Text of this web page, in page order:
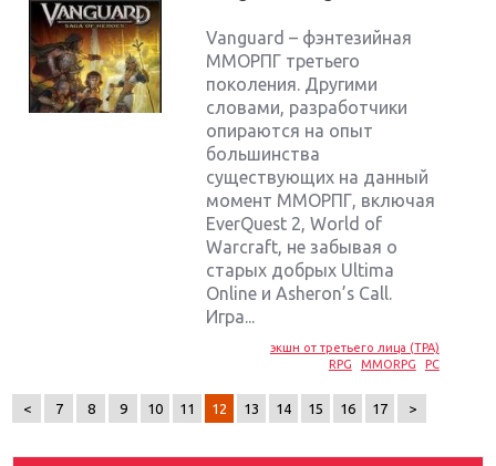
Vanguard – фэнтезийная
ММОРПГ третьего
поколения. Другими
словами, разработчики
опираются на опыт
большинства
существующих на данный
момент ММОРПГ, включая
EverQuest 2, World of
Warcraft, не забывая о
старых добрых Ultima
Online и Asheron’s Call.
Игра...
экшн от третьего лица (TPA)
RPG
MMORPG PC
< 7 8 9 10 11 12 13 14 15 16 17 >
Крупнейшие релизы мая: Nintendo, Microsoft и
Новинки для Nintendo Switch: Labo, South Park и